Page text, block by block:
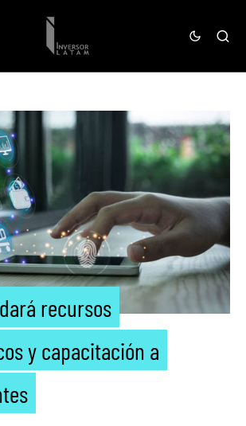
recursos
y capacitación a